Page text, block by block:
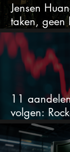
Jensen
taken, geen
het voor AI-
11
volgen:
Materials en